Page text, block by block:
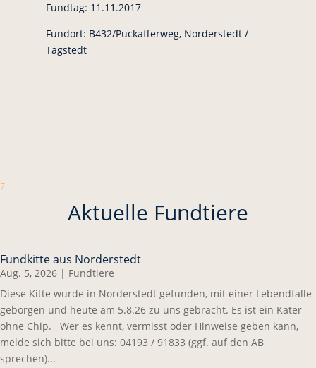
Fundtag: 11.11.2017
Fundort: B432/Puckafferweg, Norderstedt /
Tagstedt
7
Aktuelle Fundtiere
Fundkitte aus Norderstedt
Aug. 5, 2026 | Fundtiere
Diese Kitte wurde in Norderstedt gefunden, mit einer Lebendfalle
geborgen und heute am 5.8.26 zu uns gebracht. Es ist ein Kater
ohne Chip. Wer es kennt, vermisst oder Hinweise geben kann,
melde sich bitte bei uns: 04193 / 91833 (ggf. auf den AB
sprechen)...